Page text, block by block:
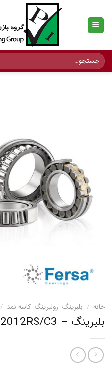
content
جستجو
برای:
خانه / بلبرینگ- رولبرینگ- کاسه نمد /
بلبرینگ – 622012RS/C3